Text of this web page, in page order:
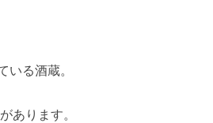
いる酒蔵。
あります。